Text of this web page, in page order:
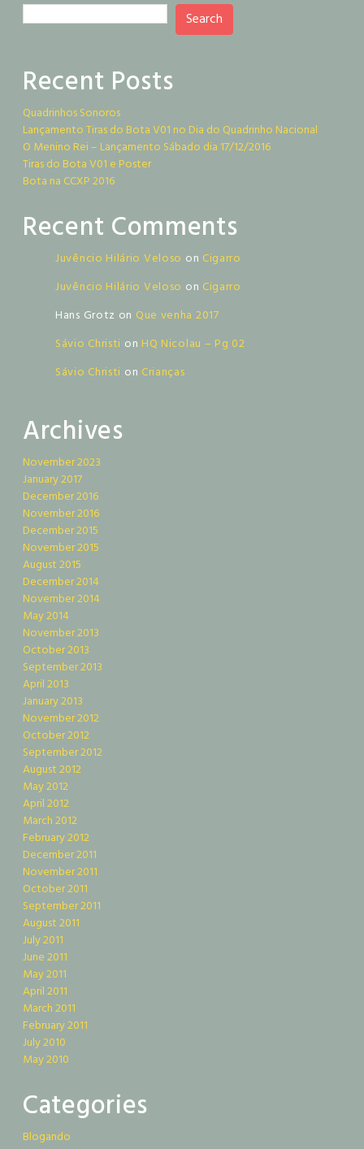
Search
Recent Posts
Quadrinhos Sonoros
Lançamento Tiras do Bota V01 no Dia do Quadrinho Nacional
O Menino Rei – Lançamento Sábado dia 17/12/2016
Tiras do Bota V01 e Poster
Bota na CCXP 2016
Recent Comments
Juvêncio Hilário Veloso on Cigarro
Juvêncio Hilário Veloso on Cigarro
Hans Grotz on Que venha 2017
Sávio Christi on HQ Nicolau – Pg 02
Sávio Christi on Crianças
Archives
November 2023
January 2017
December 2016
November 2016
December 2015
November 2015
August 2015
December 2014
November 2014
May 2014
November 2013
October 2013
September 2013
April 2013
January 2013
November 2012
October 2012
September 2012
August 2012
May 2012
April 2012
March 2012
February 2012
December 2011
November 2011
October 2011
September 2011
August 2011
July 2011
June 2011
May 2011
April 2011
March 2011
February 2011
July 2010
May 2010
Categories
Blogando